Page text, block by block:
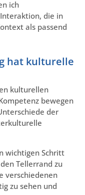
ich
die in
als passend
hat kulturelle
kulturellen
bewegen
der
wichtigen Schritt
Tellerrand zu
verschiedenen
zu sehen und